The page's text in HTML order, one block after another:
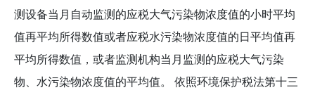
测设备当月自动监测的应税大气污染物浓度值的小时平均
值再平均所得数值或者应税水污染物浓度值的日平均值再
平均所得数值，或者监测机构当月监测的应税大气污染
物、水污染物浓度值的平均值。 依照环境保护税法第十三